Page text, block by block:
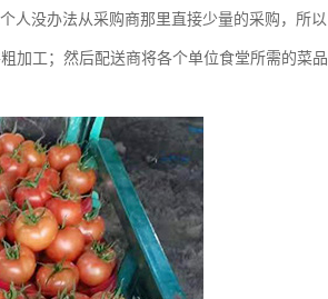
人没办法从采购商那里直接少量的采购，所以
加工；然后配送商将各个单位食堂所需的菜品